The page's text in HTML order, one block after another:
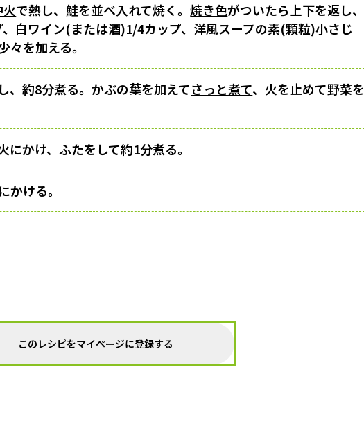
火で熱し、鮭を並べ入れて焼く。焼き色がついたら上下を返し、
白ワイン(または酒)1/4カップ、洋風スープの素(顆粒)小さじ
を加える。
、約8分煮る。かぶの葉を加えてさっと煮て、火を止めて野菜を
かけ、ふたをして約1分煮る。
かける。
このレシピをマイページに登録する